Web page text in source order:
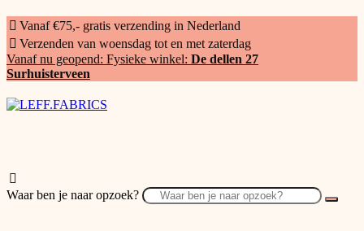
Vanaf €75,- gratis verzending in Nederland
Verzenden van woensdag tot en met zaterdag
Vanaf nu geopend: Fysieke winkel: De dellen 27
Surhuisterveen
Waar ben je naar opzoek?